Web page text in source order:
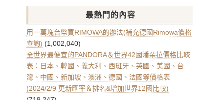
章
整
最熱門的內容
用一萬塊台幣買RIMOWA的辦法(補充德國Rimowa價格
查詢) (1,002,040)
全世界最便宜的PANDORA＆世界42國潘朵拉價格比較
表：日本、韓國、義大利、西班牙、英國、美國、台
灣、中國、新加坡、澳洲、德國、法國等價格表
(2024/2/9 更新匯率＆排名&增加世界12國比較)